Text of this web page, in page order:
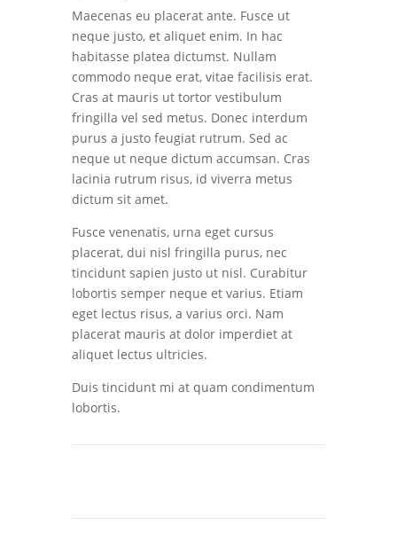
Maecenas eu placerat ante. Fusce ut
neque justo, et aliquet enim. In hac
habitasse platea dictumst. Nullam
commodo neque erat, vitae facilisis erat.
Cras at mauris ut tortor vestibulum
fringilla vel sed metus. Donec interdum
purus a justo feugiat rutrum. Sed ac
neque ut neque dictum accumsan. Cras
lacinia rutrum risus, id viverra metus
dictum sit amet.
Fusce venenatis, urna eget cursus
placerat, dui nisl fringilla purus, nec
tincidunt sapien justo ut nisl. Curabitur
lobortis semper neque et varius. Etiam
eget lectus risus, a varius orci. Nam
placerat mauris at dolor imperdiet at
aliquet lectus ultricies.
Duis tincidunt mi at quam condimentum
lobortis.